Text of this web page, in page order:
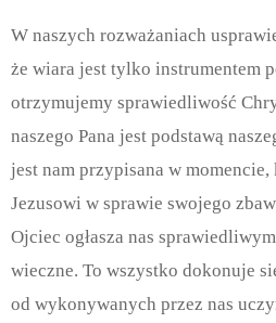
W naszych rozważaniach
że wiara jest tylko instrumentem
otrzymujemy sprawiedliwość
naszego Pana jest podstawą
jest nam przypisana w
Jezusowi w sprawie swojego
Ojciec ogłasza nas
wieczne. To wszystko dokonuje
od wykonywanych przez nas